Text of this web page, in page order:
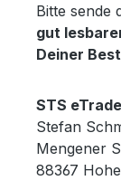
Bitte sende
gut
Deiner
STS eTrade
Stefan
Mengener
88367